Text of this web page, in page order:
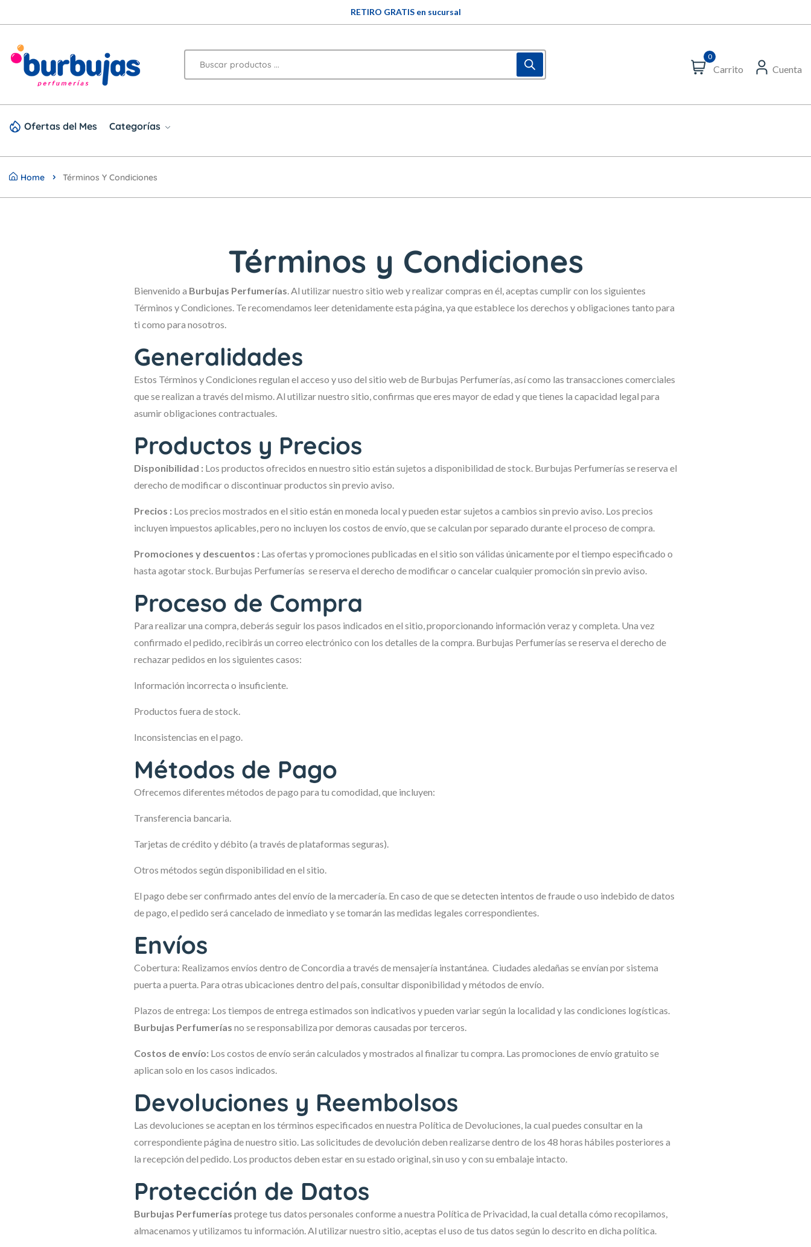
RETIRO GRATIS en sucursal
0
Carrito Cuenta
Ofertas del Mes Categorías
Home Términos Y Condiciones
Términos y Condiciones
Bienvenido a Burbujas Perfumerías. Al utilizar nuestro sitio web y realizar compras en él, aceptas cumplir con los siguientes
Términos y Condiciones. Te recomendamos leer detenidamente esta página, ya que establece los derechos y obligaciones tanto para
ti como para nosotros.
Generalidades
Estos Términos y Condiciones regulan el acceso y uso del sitio web de Burbujas Perfumerías, así como las transacciones comerciales
que se realizan a través del mismo. Al utilizar nuestro sitio, confirmas que eres mayor de edad y que tienes la capacidad legal para
asumir obligaciones contractuales.
Productos y Precios
Disponibilidad :Los productos ofrecidos en nuestro sitio están sujetos a disponibilidad de stock. Burbujas Perfumerías se reserva el
derecho de modificar o discontinuar productos sin previo aviso.
Precios :Los precios mostrados en el sitio están en moneda local y pueden estar sujetos a cambios sin previo aviso. Los precios
incluyen impuestos aplicables, pero no incluyen los costos de envío, que se calculan por separado durante el proceso de compra.
Promociones y descuentos :Las ofertas y promociones publicadas en el sitio son válidas únicamente por el tiempo especificado o
hasta agotar stock. Burbujas Perfumerías se reserva el derecho de modificar o cancelar cualquier promoción sin previo aviso.
Proceso de Compra
Para realizar una compra, deberás seguir los pasos indicados en el sitio, proporcionando información veraz y completa. Una vez
confirmado el pedido, recibirás un correo electrónico con los detalles de la compra. Burbujas Perfumerías se reserva el derecho de
rechazar pedidos en los siguientes casos:
Información incorrecta o insuficiente.
Productos fuera de stock.
Inconsistencias en el pago.
Métodos de Pago
Ofrecemos diferentes métodos de pago para tu comodidad, que incluyen:
Transferencia bancaria.
Tarjetas de crédito y débito (a través de plataformas seguras).
Otros métodos según disponibilidad en el sitio.
El pago debe ser confirmado antes del envío de la mercadería. En caso de que se detecten intentos de fraude o uso indebido de datos
de pago, el pedido será cancelado de inmediato y se tomarán las medidas legales correspondientes.
Envíos
Cobertura: Realizamos envíos dentro de Concordia a través de mensajería instantánea. Ciudades aledañas se envían por sistema
puerta a puerta. Para otras ubicaciones dentro del país, consultar disponibilidad y métodos de envío.
Plazos de entrega: Los tiempos de entrega estimados son indicativos y pueden variar según la localidad y las condiciones logísticas.
Burbujas Perfumerías no se responsabiliza por demoras causadas por terceros.
Costos de envío:Los costos de envío serán calculados y mostrados al finalizar tu compra. Las promociones de envío gratuito se
aplican solo en los casos indicados.
Devoluciones y Reembolsos
Las devoluciones se aceptan en los términos especificados en nuestra Política de Devoluciones, la cual puedes consultar en la
correspondiente página de nuestro sitio. Las solicitudes de devolución deben realizarse dentro de los 48 horas hábiles posteriores a
la recepción del pedido. Los productos deben estar en su estado original, sin uso y con su embalaje intacto.
Protección de Datos
Burbujas Perfumerías protege tus datos personales conforme a nuestra Política de Privacidad, la cual detalla cómo recopilamos,
almacenamos y utilizamos tu información. Al utilizar nuestro sitio, aceptas el uso de tus datos según lo descrito en dicha política.